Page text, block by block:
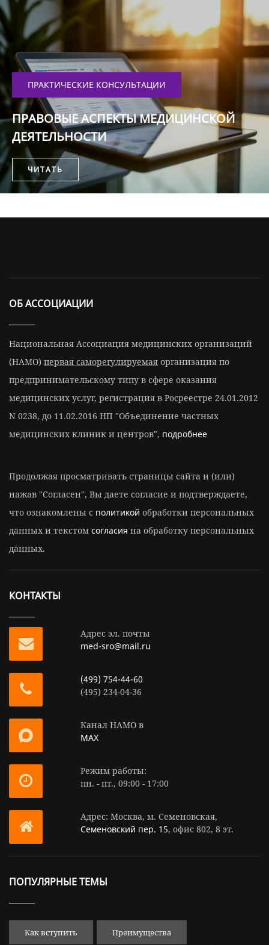
ПРАКТИЧЕСКИЕ КОНСУЛЬТАЦИИ
ПРАВОВЫЕ АСПЕКТЫ МЕДИЦИНСКОЙ
ДЕЯТЕЛЬНОСТИ
ЧИТАТЬ
ОБ АССОЦИАЦИИ
Национальная Ассоциация медицинских организаций
(НАМО) первая саморегулируемая организация по
предпринимательскому типу в сфере оказания
медицинских услуг, регистрация в Росреестре 24.01.2012
N 0238, до 11.02.2016 НП "Объединение частных
медицинских клиник и центров", подробнее
Продолжая просматривать страницы сайта и (или)
нажав "Согласен", Вы даете согласие и подтверждаете,
что ознакомлены с политикой обработки персональных
данных и текстом согласия на обработку персональных
данных.
КОНТАКТЫ
Адрес эл. почты
med-sro@mail.ru
(499) 754-44-60
(495) 234-04-36
Канал НАМО в
MAX
Режим работы:
пн. - пт., 09:00 - 17:00
Адрес: Москва, м. Семеновская,
Семеновский пер. 15, офис 802, 8 эт.
ПОПУЛЯРНЫЕ ТЕМЫ
Как вступить Преимущества